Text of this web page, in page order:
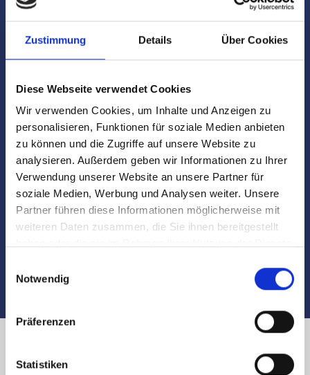
Zustimmung Details Über Cookies
Diese Webseite verwendet Cookies
Wir verwenden Cookies, um Inhalte und Anzeigen zu
personalisieren, Funktionen für soziale Medien anbieten
zu können und die Zugriffe auf unsere Website zu
analysieren. Außerdem geben wir Informationen zu Ihrer
Verwendung unserer Website an unsere Partner für
soziale Medien, Werbung und Analysen weiter. Unsere
Partner führen diese Informationen möglicherweise mit
weiteren Daten zusammen, die Sie ihnen bereitgestellt
Notwendig
Präferenzen
Statistiken
Vorbereitung des Kaufvertrages/Mietvertrages
Vorbereitung und Koordinierung des
Marktdaten
Besichtigungen
Begleitung und Unterstützung bei der Objekt-
Übergabe
Auch nach dem Verkauf sind wir für Sie da
Immobilienverkauf in Nürnberg